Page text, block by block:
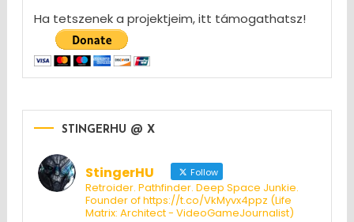
Ha tetszenek a projektjeim, itt támogathatsz!
STINGERHU @ X
StingerHU Follow
Retroider. Pathfinder. Deep Space Junkie.
Founder of https://t.co/VkMyvx4ppz (Life
Matrix: Architect - VideoGameJournalist)